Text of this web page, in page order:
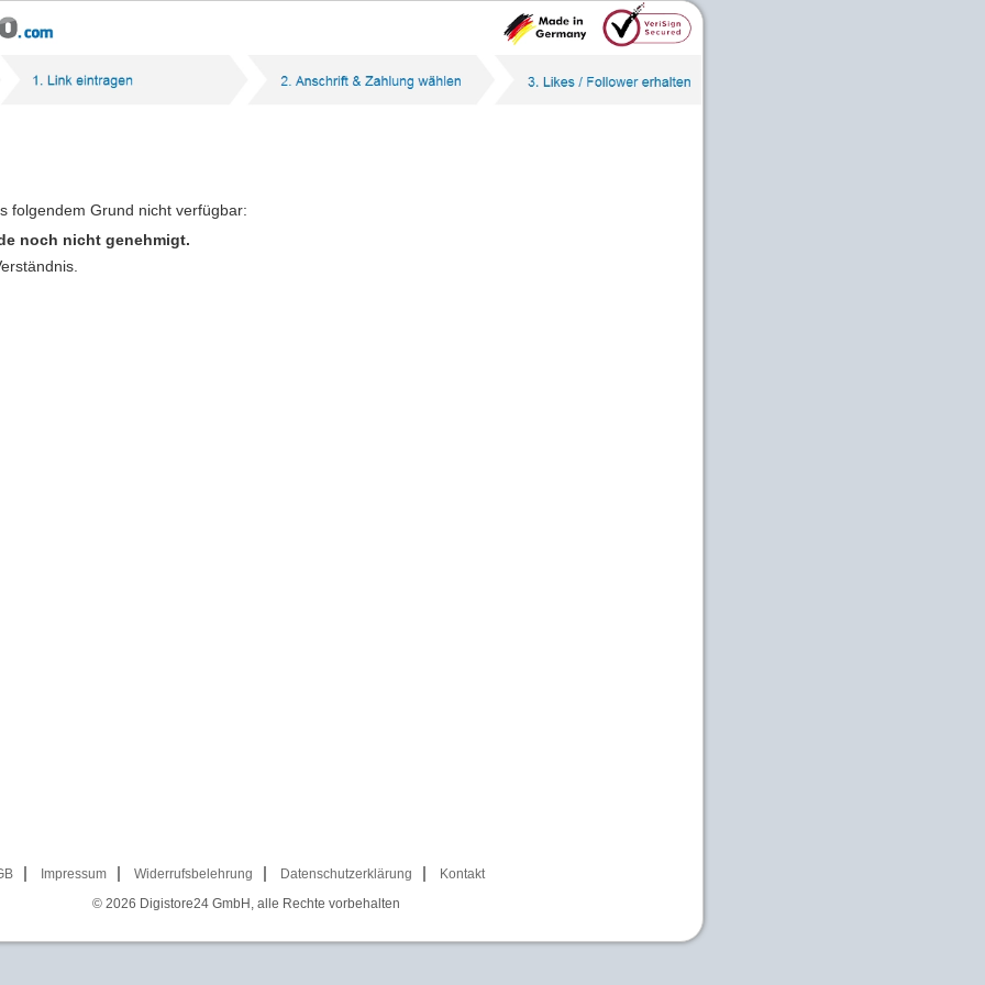
folgendem Grund nicht verfügbar:
noch nicht genehmigt.
Impressum Widerrufsbelehrung Datenschutzerklärung
Kontakt
© 2026 Digistore24 GmbH, alle Rechte vorbehalten